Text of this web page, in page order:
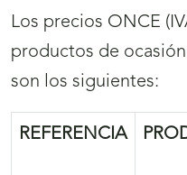
Los precios ONCE
productos de
son los siguientes:
REFERENCIA